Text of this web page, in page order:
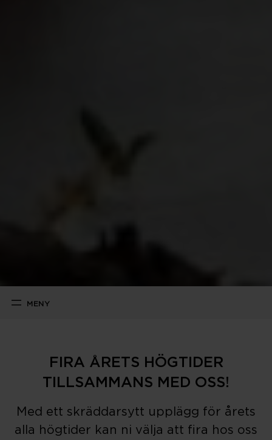
FIRA ÅRETS HÖGTIDER
TILLSAMMANS MED OSS!
Med ett skräddarsytt upplägg för årets
alla högtider kan ni välja att fira hos oss